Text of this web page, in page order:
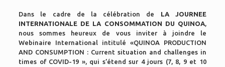
Dans le cadre de la célébration de
LA JOURNEE
INTERNATIONALE DE LA CONSOMMATION DU QUINOA,
nous sommes heureux de vous inviter à joindre le
Webinaire International intitulé
«QUINOA PRODUCTION
AND CONSUMPTION : Current situation and challenges in
times of COVID-19 », qui s’étend sur 4 jours (7, 8, 9 et 10